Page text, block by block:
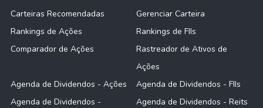
Carteiras Recomendadas
Gerenciar Carteira
Rankings de Ações
Rankings de FIIs
Comparador de Ações
Rastreador de Ativos de
Ações
Agenda de Dividendos - Ações
Agenda de Dividendos - FIIs
Agenda de Dividendos -
Agenda de Dividendos - Reits